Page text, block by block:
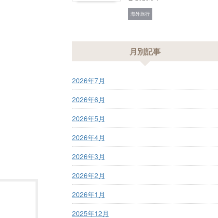
海外旅行
月別記事
2026年7月
2026年6月
2026年5月
2026年4月
2026年3月
2026年2月
2026年1月
2025年12月